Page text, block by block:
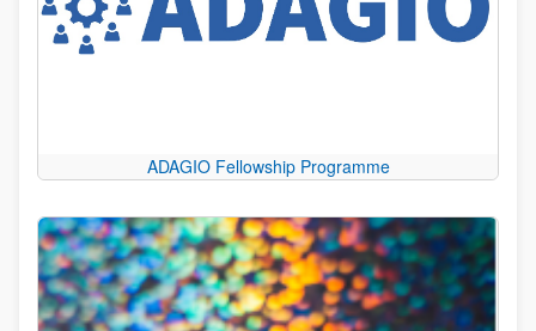
ADAGIO Fellowship Programme